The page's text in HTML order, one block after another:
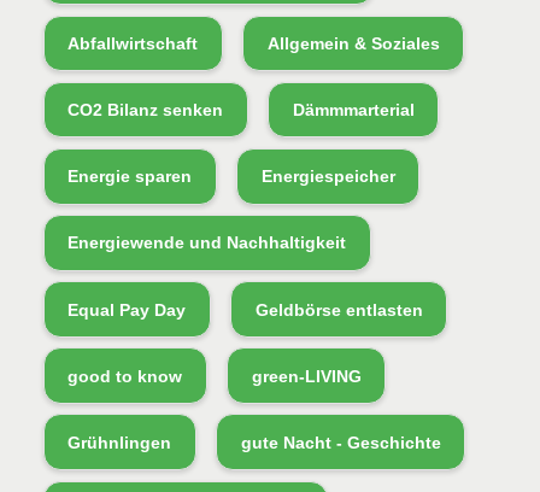
Abfallwirtschaft Allgemein & Soziales
CO2 Bilanz senken Dämmmarterial
Energie sparen Energiespeicher
Energiewende und Nachhaltigkeit
Equal Pay Day Geldbörse entlasten
good to know green-LIVING
Grühnlingen gute Nacht - Geschichte